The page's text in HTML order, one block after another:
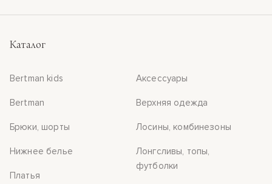
Каталог
Bertman kids
Bertman
Брюки, шорты
Нижнее белье
Платья
Аксессуары
Верхняя одежда
Лосины, комбинезоны
Лонгсливы, топы,
футболки